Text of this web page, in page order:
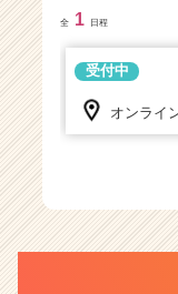
全 1 日程
受付中
オンライ